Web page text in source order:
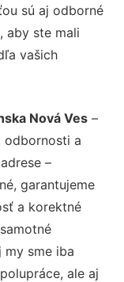
sú aj odborné
aby ste mali
vašich
Nová Ves –
odbornosti a
–
garantujeme
a korektné
my sme iba
ale aj